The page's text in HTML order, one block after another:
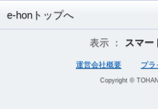
e-honトップへ
表示 ： スマー
運営会社概要 プラ
Copyright ©